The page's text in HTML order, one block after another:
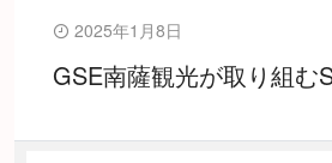
2025年1月8日
GSE南薩観光が取り組む